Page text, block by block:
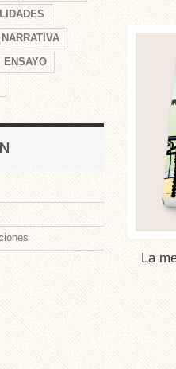
NARRATIVA
ENSAYO
La